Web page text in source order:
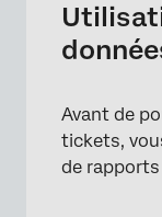
Avant de
tickets,
de